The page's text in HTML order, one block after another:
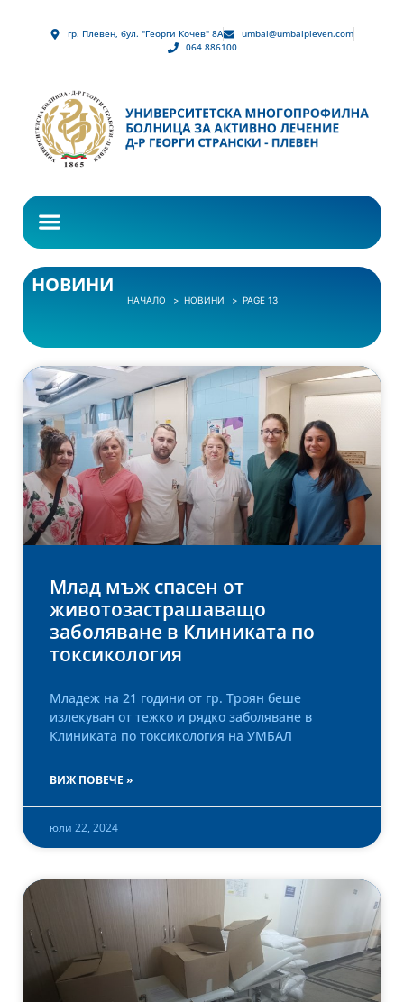
гр. Плевен, бул. "Георги Кочев" 8А
umbal@umbalpleven.com
064 886100
НОВИНИ
НАЧАЛО НОВИНИ PAGE 13
Млад мъж спасен от
животозастрашаващо
заболяване в Клиниката по
токсикология
Младеж на 21 години от гр. Троян беше
излекуван от тежко и рядко заболяване в
Клиниката по токсикология на УМБАЛ
ВИЖ ПОВЕЧЕ »
юли 22, 2024